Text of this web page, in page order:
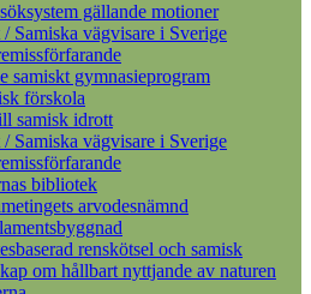
gällande motioner
Samiska vägvisare i Sverige
samiskt gymnasieprogram
förskola
samisk idrott
Samiska vägvisare i Sverige
bibliotek
arvodesnämnd
renskötsel och samisk
om hållbart nyttjande av naturen